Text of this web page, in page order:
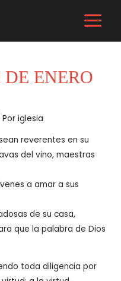
MAIN
ENERO
Poriglesia
reverentes en su
del vino, maestras
a amar a sus
de su casa,
que la palabra de Dios
toda diligencia por